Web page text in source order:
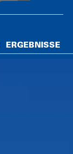
ERGEBNISSE